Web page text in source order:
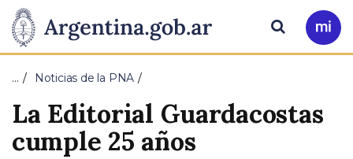
Presidencia
de
la
Nación
Pasar al contenido principal
Ir
a
Buscar
… Noticias de la PNA
La Editorial Guardacostas
cumple 25 años